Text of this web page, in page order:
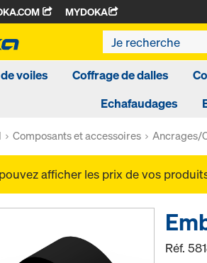
MYDOKA
voiles Coffrage de dalles
Echafaudages
Composants et accessoires Ancrages/
afficher les prix de vos
Réf.